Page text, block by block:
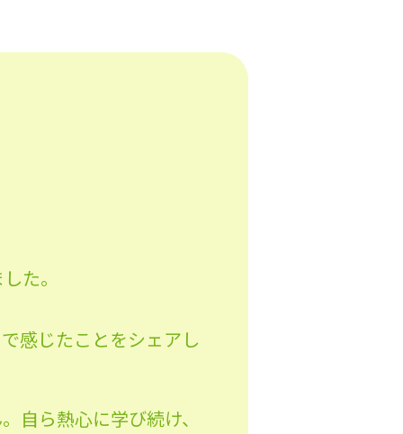
た。
感じたことをシェアし
自ら熱心に学び続け、